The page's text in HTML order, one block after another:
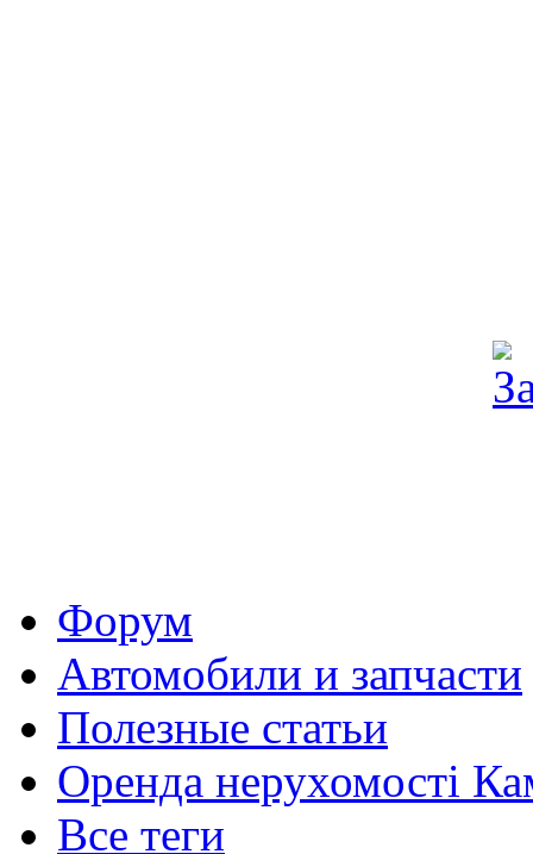
Форум
Автомобили и запчасти
Полезные статьи
Оренда нерухомості
Все теги